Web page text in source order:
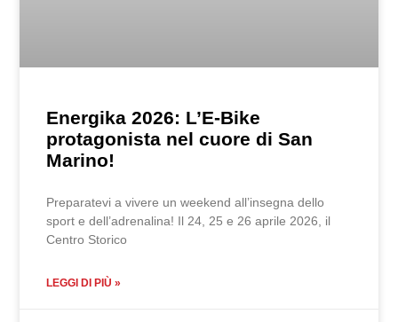
Energika 2026: L’E-Bike
protagonista nel cuore di San
Marino!
Preparatevi a vivere un weekend all’insegna dello
sport e dell’adrenalina! Il 24, 25 e 26 aprile 2026, il
Centro Storico
LEGGI DI PIÙ »